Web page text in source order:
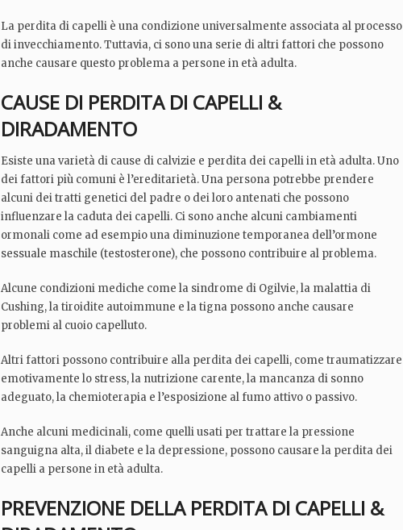
La perdita di capelli è una condizione universalmente associata al processo
di invecchiamento. Tuttavia, ci sono una serie di altri fattori che possono
anche causare questo problema a persone in età adulta.
CAUSE DI PERDITA DI CAPELLI &
DIRADAMENTO
Esiste una varietà di cause di calvizie e perdita dei capelli in età adulta. Uno
dei fattori più comuni è l’ereditarietà. Una persona potrebbe prendere
alcuni dei tratti genetici del padre o dei loro antenati che possono
influenzare la caduta dei capelli. Ci sono anche alcuni cambiamenti
ormonali come ad esempio una diminuzione temporanea dell’ormone
sessuale maschile (testosterone), che possono contribuire al problema.
Alcune condizioni mediche come la sindrome di Ogilvie, la malattia di
Cushing, la tiroidite autoimmune e la tigna possono anche causare
problemi al cuoio capelluto.
Altri fattori possono contribuire alla perdita dei capelli, come traumatizzare
emotivamente lo stress, la nutrizione carente, la mancanza di sonno
adeguato, la chemioterapia e l’esposizione al fumo attivo o passivo.
Anche alcuni medicinali, come quelli usati per trattare la pressione
sanguigna alta, il diabete e la depressione, possono causare la perdita dei
capelli a persone in età adulta.
PREVENZIONE DELLA PERDITA DI CAPELLI &